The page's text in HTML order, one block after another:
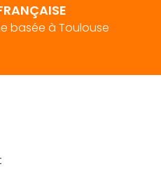
basée à Toulouse